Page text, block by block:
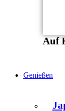
Auf
Genießen